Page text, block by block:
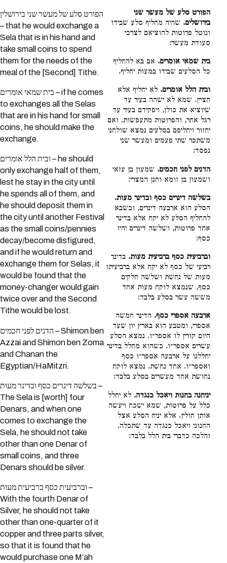
הפורט סלע של מעשר שני בירושלין
– that he would exchange a
Sela that is in his hand and
take small coins to spend
them for the needs of the
meal of the [Second] Tithe.
בית שמאי אומרים – if he comes
to exchanges all the Selas
that are in his hand for small
coins, he should make the
exchange.
ובית הלל אומרים – he should
only exchange half of them,
lest he stay in the city until
he spends all of them, and
he should deposit them in
the city until another Festival
as the small coins/pennies
decay/become disfigured,
and if he would return and
exchange them for Selas, it
would be found that the
money-changer would gain
twice over and the Second
Tithe would be lost.
הדנים לפני חכמים – Shimon ben
Azzai and Shimon ben Zoma
and Chanan the
Egyptian/HaMitzri.
בשלשה דינרים כסף ובדינר מעות –
The Sela is [worth] four
Denars, and when one
comes to exchange the
Sela, he should not take
other than one Denar of
small coins, and three
Denars should be silver.
וברביעית כסף ברביעית מעות –
With the fourth Denar of
Silver, he should not take
other than one-quarter of it
copper and three parts silver,
so that it is found that he
would purchase one M’ah
הפורט סלע של מעשר שני
בירושלים. שהיה מחליף סלע שבידו
ונוטל פרוטות להוציאם לצרכי
סעודת מעשר:
בית שמאי אומרים. אם בא להחליף
כל הסלעים שבידו במעות יחליף.
ובית הלל אומרים. לא יחליף אלא
חציין. שמא לא ישהה בעיר עד
שיוציא את כולן, ויפקידם בעיר עד
רגל אחר, והפרוטות מתעפשות. ואם
יחזור ויחליפם בסלעים נמצא שולחני
משתכר שתי פעמים ומעשר שני
נפסד:
הדנים לפני חכמים. שמעון בן עזאי
ושמעון בן זומא וחנן המצרי:
בשלשה דינרים כסף ובדינר מעות.
הסלע הוא ארבעה דינרים, וכשבא
להחליף הסלע לא יקח אלא בדינר
אחד פרוטות, ושלשה דינרים יהיו
כסף:
וברביעית כסף ברביעית מעות. בדינר
רביעי של כסף לא יקח אלא ברביעיתו
מעות של נחשת ושלשה חלקים
כסף, שנמצא לוקח מעות אחד
מששה עשר בסלע בלבד:
ארבעה אספרי כסף. הדינר חמשה
אספרי, ומטבע הוא בארץ יון שעד
היום קורין לו אספר״ו. נמצא הסלע
עשרים אספר״ו. כשהוא מחלל בדינר
יחללנו על ארבעה אספר״ו כסף
ואספר״ו. אחד נחשת. נמצא לוקח
נחושת אחד מעשרים בסלע בלבד:
יניחנה בחנות ויאכל כנגדה. לא יחלל
כלל על פרוטות, שמא ישכח ויעשה
אותן חולין. אלא יניח הסלע אצל
החנוני ויאכל כנגדה עד שתכלה.
והלכה כדברי בית הלל בלבד: